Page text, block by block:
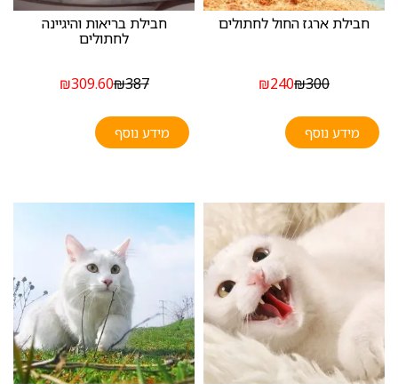
חבילת ארגז החול לחתולים
₪240₪300
מידע נוסף
חבילת בריאות והיגיינה
לחתולים
₪309.60₪387
מידע נוסף